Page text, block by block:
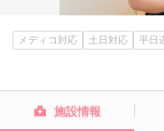
メディコ対応 土日対応 平日
施設情報